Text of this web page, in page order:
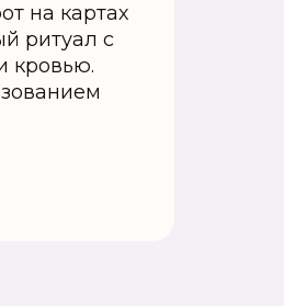
на картах
ритуал с
кровью.